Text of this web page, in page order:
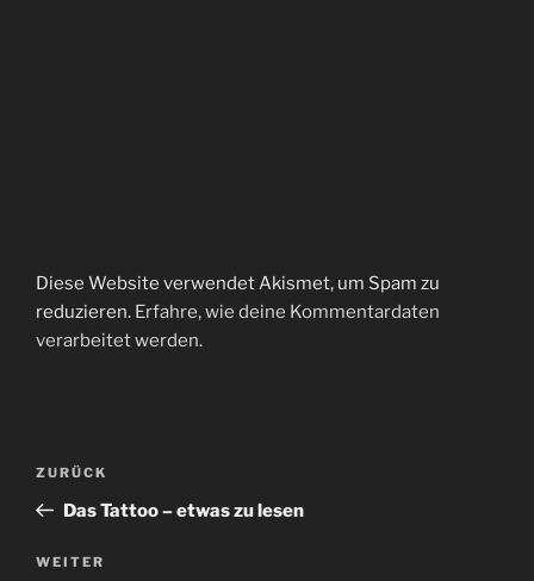
Diese Website verwendet Akismet, um Spam zu
reduzieren. Erfahre, wie deine Kommentardaten
verarbeitet werden.
Beitragsnavigation
Vorheriger
Beitrag
ZURÜCK
Das Tattoo – etwas zu lesen
Nächster
WEITER